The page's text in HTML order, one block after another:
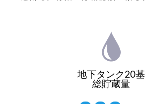
地下タンク20基
総貯蔵量